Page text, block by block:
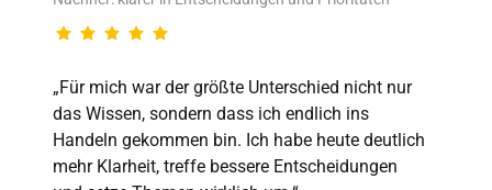
„Für mich war der größte Unterschied nicht nur
das Wissen, sondern dass ich endlich ins
Handeln gekommen bin. Ich habe heute deutlich
mehr Klarheit, treffe bessere Entscheidungen